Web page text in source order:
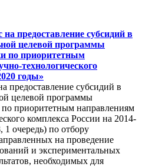
предоставление субсидий в
целевой программы
по приоритетным
технологического
годы»
субсидий в
целевой программы
по приоритетным направлениям
комплекса России на 2014-
1 очередь) по отбору
на проведение
и экспериментальных
необходимых для